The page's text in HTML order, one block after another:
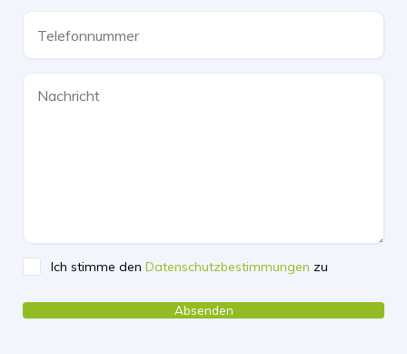
Please leave this field empty.
Ich stimme den Datenschutzbestimmungen zu